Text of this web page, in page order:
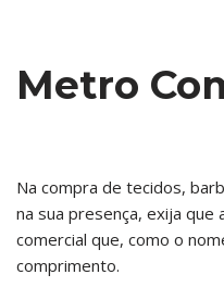
Metro
Na compra de tecidos,
na sua presença, exija
comercial que, como o
comprimento.